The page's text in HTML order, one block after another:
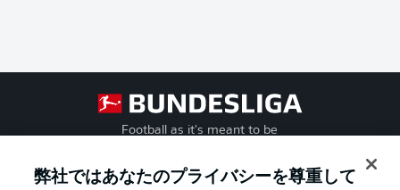
Football as it's meant to be
弊社ではあなたのプライバシーを尊重して